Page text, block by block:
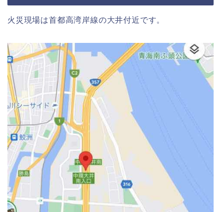
火災現場は首都高湾岸線の大井付近です。